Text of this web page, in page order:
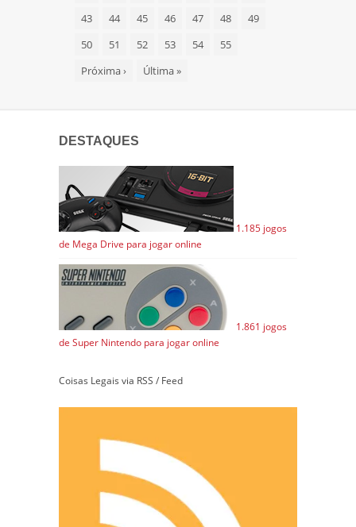
43
44 45 46 47 48
49
50
51 52 53 54
55
Próxima› Última»
DESTAQUES
1.185 jogos
de Mega Drive para jogar online
1.861 jogos
de Super Nintendo para jogar online
Coisas Legais via RSS / Feed